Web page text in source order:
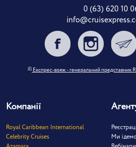
0 (63) 620 10
© Експрес-вояж - генеральний представник
Компанії
Royal Caribbean International
Celebrity Cruises
Ми